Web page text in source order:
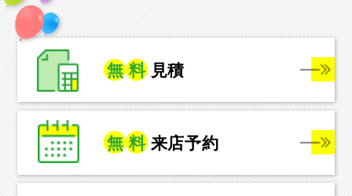
無 料 見積
無 料 来店予約